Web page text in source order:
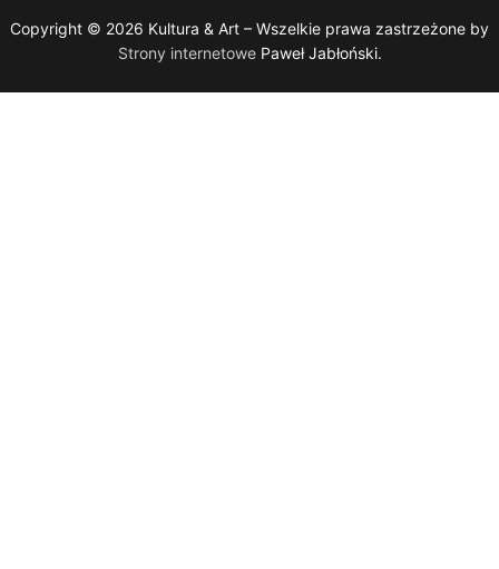
Copyright © 2026 Kultura & Art – Wszelkie prawa zastrzeżone by
Strony internetowePaweł Jabłoński.